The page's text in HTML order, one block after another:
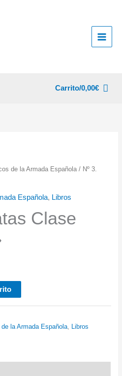
Carrito/0,00€
de la Armada Española / Nº 3.
Española, Libros
Clase
la Armada Española, Libros